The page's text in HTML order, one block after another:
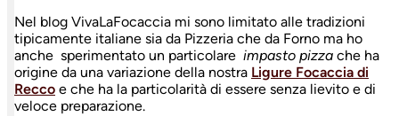
Nel blog VivaLaFocaccia mi sono limitato alle tradizioni
tipicamente italiane sia da Pizzeria che da Forno ma ho
anche sperimentato un particolare impasto pizza che ha
origine da una variazione della nostra Ligure Focaccia di
Recco e che ha la particolarità di essere senza lievito e di
veloce preparazione.